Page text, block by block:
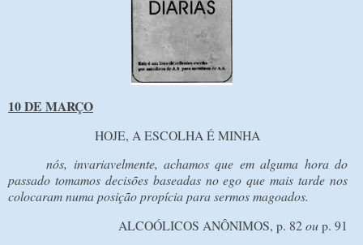
10 DE MARÇO
HOJE, A ESCOLHA É MINHA
nós, invariavelmente, achamos que em alguma hora do
passado tomamos decisões baseadas no ego que mais tarde nos
colocaram numa posição propícia para sermos magoados.
ALCOÓLICOS ANÔNIMOS, p. 82oup. 91